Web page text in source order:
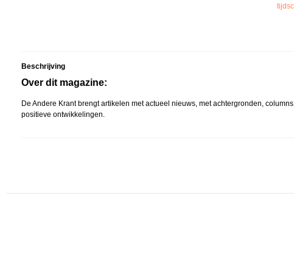
Beschrijving
Over dit magazine:
De Andere Krant brengt artikelen met actueel nieuws, met achtergronden,
positieve ontwikkelingen.